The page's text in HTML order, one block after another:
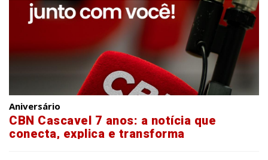
Aniversário
CBN Cascavel 7 anos: a notícia que
conecta, explica e transforma